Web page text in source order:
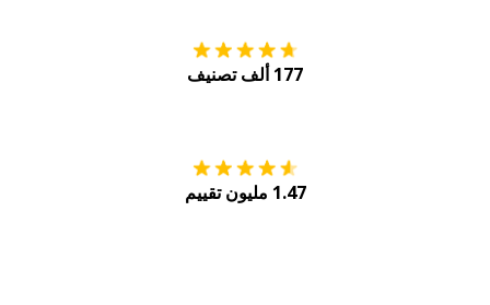
177 ألف تصنيف
1.47 مليون تقييم